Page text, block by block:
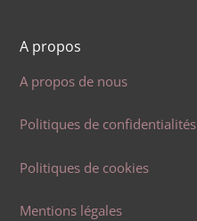
A propos
A propos de nous
Politiques de confidentialités
Politiques de cookies
Mentions légales